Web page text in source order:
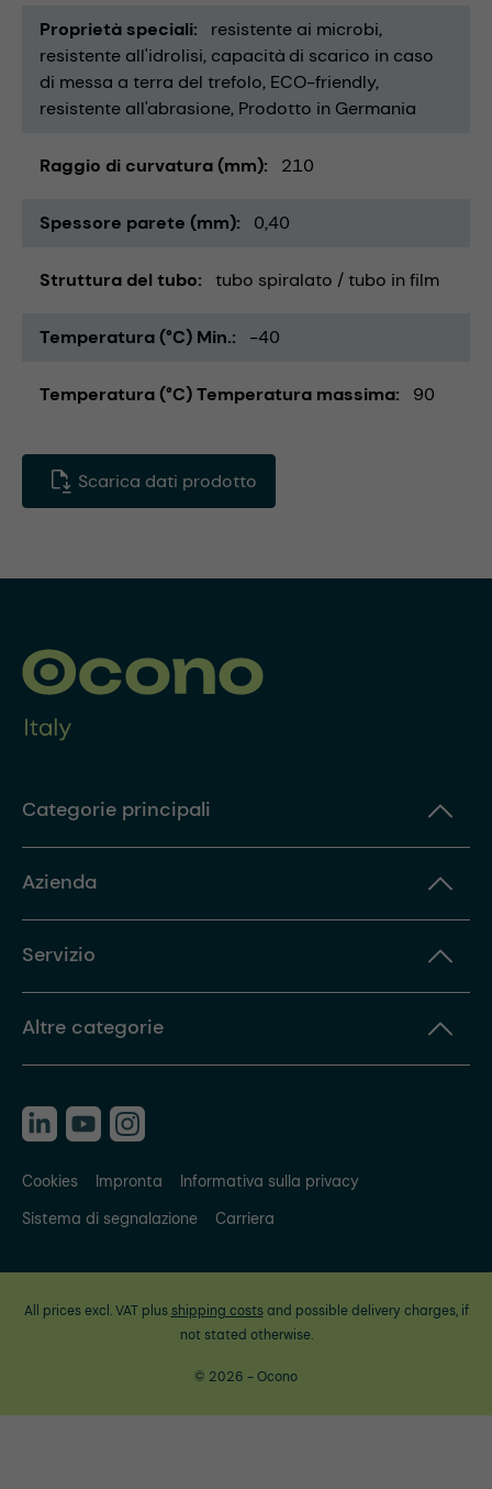
Proprietà speciali
resistente ai microbi
resistente all'idrolisi capacità di scarico in caso
di messa a terra del trefolo ECO-friendly
resistente all'abrasione Prodotto in Germania
Raggio di curvatura (mm) 210
Spessore parete (mm) 0,40
Struttura del tubo tubo spiralato / tubo in film
Temperatura (°C) Min. -40
Temperatura (°C) Temperatura massima 90
Scarica dati prodotto
Categorie principali
Azienda
Servizio
Altre categorie
Cookies Impronta
Informativa sulla privacy
Sistema di segnalazione
Carriera
All prices excl. VAT plus shipping costsand possible delivery charges, if
not stated otherwise.
© 2026 - Ocono